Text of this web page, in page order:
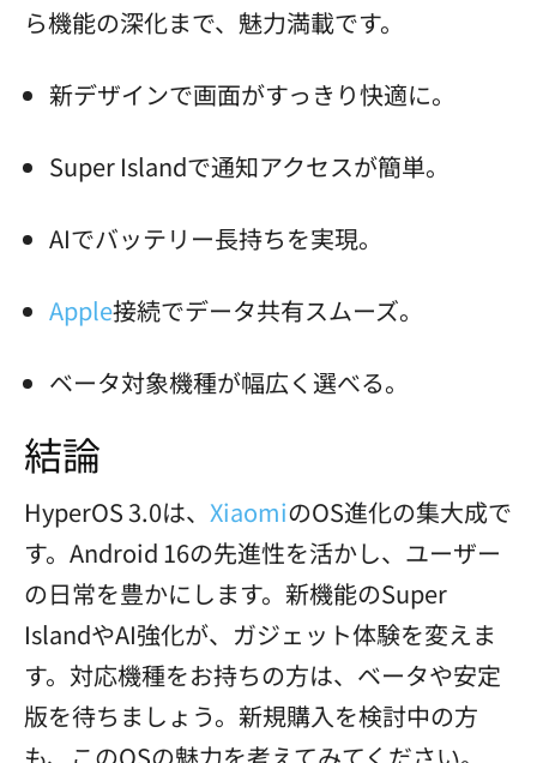
ら機能の深化まで、魅力満載です。
新デザインで画面がすっきり快適に。
Super Islandで通知アクセスが簡単。
AIでバッテリー長持ちを実現。
Apple接続でデータ共有スムーズ。
ベータ対象機種が幅広く選べる。
結論
HyperOS 3.0は、 XiaomiのOS進化の集大成で
す。Android 16の先進性を活かし、ユーザー
の日常を豊かにします。新機能のSuper
IslandやAI強化が、ガジェット体験を変えま
す。対応機種をお持ちの方は、ベータや安定
版を待ちましょう。新規購入を検討中の方